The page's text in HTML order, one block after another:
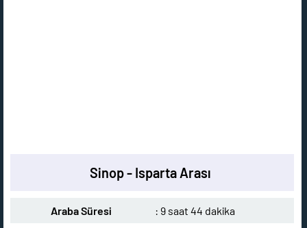
Sinop - Isparta Arası
Araba Süresi
: 9 saat 44 dakika